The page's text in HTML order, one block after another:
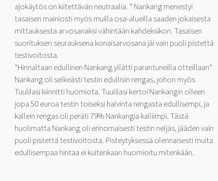
ajokäytös on kiitettävän neutraalia. ” Nankang menestyi
tasaisen mainiosti myös muilla osa-alueilla saaden jokaisesta
mittauksesta arvosanaksi vähintään kahdeksikon. Tasaisen
suorituksen seurauksena konaisarvosana jäi vain puoli pistettä
testivoitosta.
”Hinnaltaan edullinen Nankang yllätti parantuneilla otteillaan”
Nankang oli selkeästi testin edullisin rengas, johon myös
Tuulilasi kiinnitti huomiota. Tuulilasi kertoi Nankangin olleen
jopa 50 euroa testin toiseksi halvinta rengasta edullisempi, ja
kallein rengas oli peräti 79% Nankangia kalliimpi. Tästä
huolimatta Nankang oli erinomaisesti testin neljäs, jääden vain
puoli pistettä testivoitosta. Pisteytyksessä olennaisesti muita
edullisempaa hintaa ei kuitenkaan huomioitu mitenkään.